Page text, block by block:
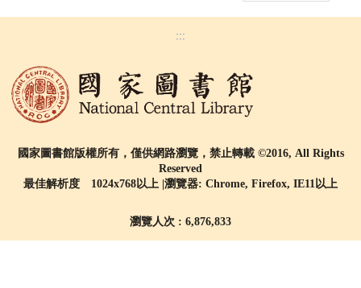
:::
國家圖書館版權所有，僅供網路瀏覽，禁止轉載 ©2016, All Rights
Reserved
最佳解析度 1024x768以上 |瀏覽器: Chrome, Firefox, IE11以上
瀏覽人次 : 6,876,833